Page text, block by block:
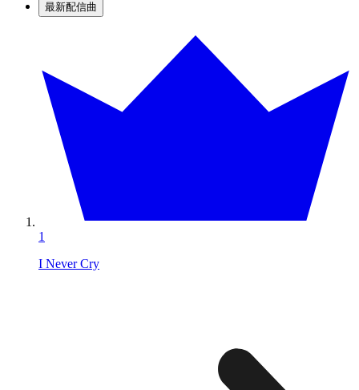
最新配信曲
1
I Never Cry